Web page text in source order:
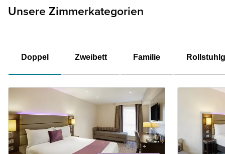
Unsere Zimmerkategorien
Doppel Zweibett Familie